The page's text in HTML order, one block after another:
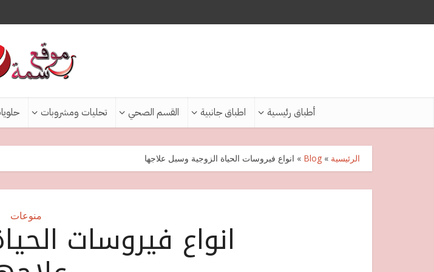
أطباق رئيسية اطباق جانبية القسم الصحي تحليات ومشروبات
الرئيسية »
Blog
» انواع فيروسات الحياة الزوجية وسبل علاجها
منوعات انواع فيروسات